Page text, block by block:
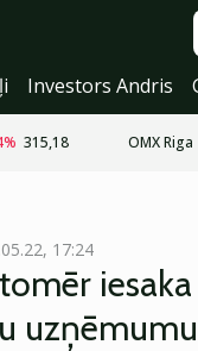
Investors Andris
% 315,18 OMX Riga
17:24